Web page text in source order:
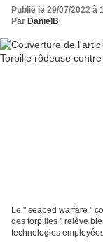
Publié le 29/07/2022 à
Par DanielB
Le " seabed warfare "
des torpilles " relève
technologies